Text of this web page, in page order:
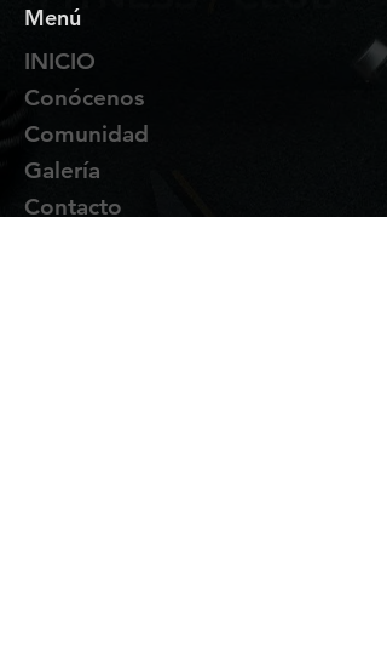
Menú
INICIO
Conócenos
Comunidad
Galería
Contacto